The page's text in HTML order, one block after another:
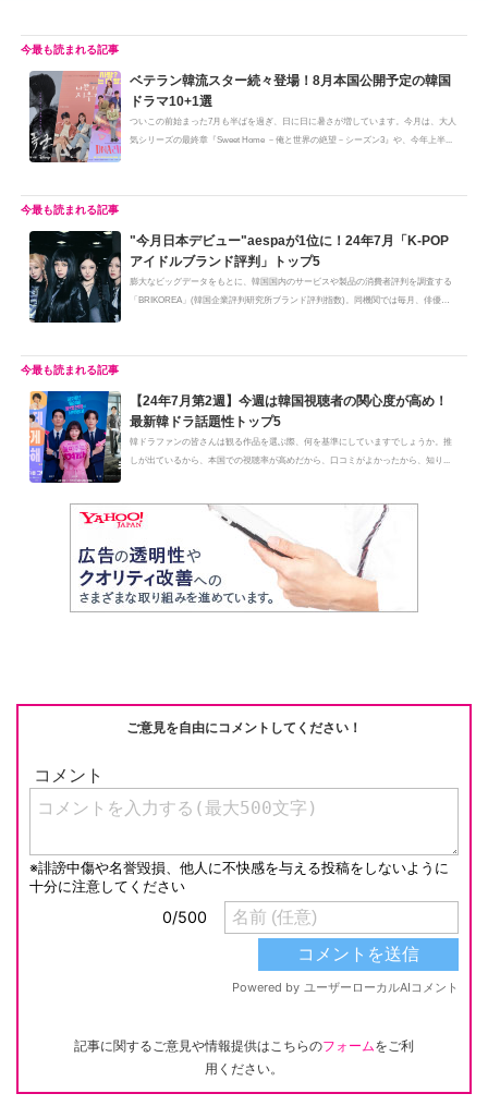
ベテラン韓流スター続々登場！8月本国公開予定の韓国
ドラマ10+1選
ついこの前始まった7月も半ばを過ぎ、日に日に暑さが増しています。今月は、大人
気シリーズの最終章『Sweet Home －俺と世界の絶望－シーズン3』や、今年上半...
"今月日本デビュー"aespaが1位に！24年7月「K-POP
アイドルブランド評判」トップ5
膨大なビッグデータをもとに、韓国国内のサービスや製品の消費者評判を調査する
「BRIKOREA」(韓国企業評判研究所ブランド評判指数)。同機関では毎月、俳優や
【24年7月第2週】今週は韓国視聴者の関心度が高め！
最新韓ドラ話題性トップ5
韓ドラファンの皆さんは観る作品を選ぶ際、何を基準にしていますでしょうか。推
しが出ているから、本国での視聴率が高めだから、口コミがよかったから、知り...
ご意見を自由にコメントしてください！
記事に関するご意見や情報提供はこちらのフォームをご利
用ください。